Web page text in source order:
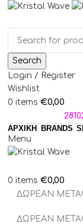
Search
Login / Register
Wishlist
0 items €0,00
ΑΡΧΙΚΗ
BRANDS
Menu
0 items €0,00
ΔΩΡΕΑΝ
ΔΩΡΕΑΝ